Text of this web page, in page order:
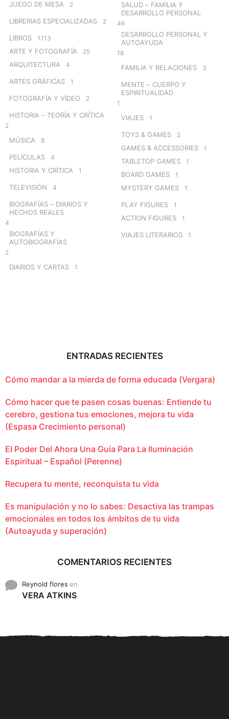
JUEGO DE MESA 2
LIBRERIAS ESPECIALIZADAS 2
LIBROS 1.113
ARTE Y FOTOGRAFÍA 25
ARQUITECTURA 4
ARTES GRÁFICAS 1
FOTOGRAFÍA Y VÍDEO 2
HISTORIA – TEORÍA Y CRÍTICA
2
MÚSICA 8
PELÍCULAS 4
HISTORIA Y CRÍTICA 1
TELEVISIÓN 4
BIOGRAFÍAS – DIARIOS Y
HECHOS REALES
4
BIOGRAFÍAS Y
AUTOBIOGRAFÍAS
2
DIARIOS Y CARTAS 1
SALUD – FAMILIA Y
DESARROLLO PERSONAL
46
DESARROLLO PERSONAL Y
AUTOAYUDA
18
FAMILIA Y RELACIONES 3
MENTE – CUERPO Y
ESPIRITUALIDAD
1
VIAJES 1
TOYS & GAMES 2
GAMES & ACCESSORIES 1
TABLETOP GAMES 1
BOARD GAMES 1
MYSTERY GAMES 1
PLAY FIGURES 1
ACTION FIGURES 1
VIAJES LITERARIOS 1
ENTRADAS RECIENTES
Cómo mandar a la mierda de forma educada (Vergara)
Cómo hacer que te pasen cosas buenas: Entiende tu
cerebro, gestiona tus emociones, mejora tu vida
(Espasa Crecimiento personal)
El Poder Del Ahora Una Guía Para La Iluminación
Espiritual – Español (Perenne)
Recupera tu mente, reconquista tu vida
Es manipulación y no lo sabes: Desactiva las trampas
emocionales en todos los ámbitos de tu vida
(Autoayuda y superación)
COMENTARIOS RECIENTES
Reynold flores en
VERA ATKINS